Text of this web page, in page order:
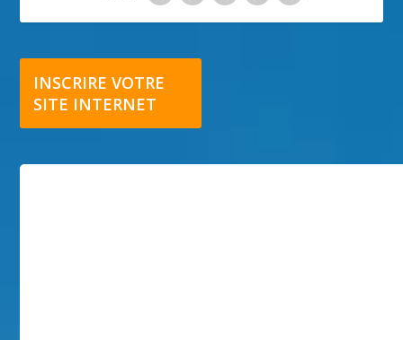
INSCRIRE VOTRE
SITE INTERNET